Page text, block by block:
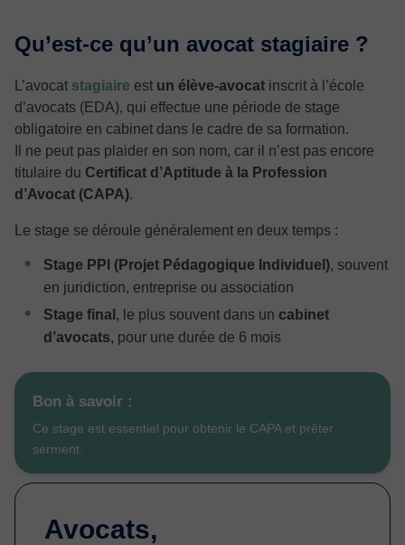
Qu’est-ce qu’un avocat stagiaire ?
L’avocat stagiaire est un élève-avocat inscrit à l’école
d’avocats (EDA), qui effectue une période de stage
obligatoire en cabinet dans le cadre de sa formation.
Il ne peut pas plaider en son nom, car il n’est pas encore
titulaire du Certificat d’Aptitude à la Profession
d’Avocat (CAPA).
Le stage se déroule généralement en deux temps :
Stage PPI (Projet Pédagogique Individuel), souvent
en juridiction, entreprise ou association
Stage final , le plus souvent dans un cabinet
d’avocats, pour une durée de 6 mois
Bon à savoir :
Ce stage est essentiel pour obtenir le CAPA et prêter
serment.
Avocats,